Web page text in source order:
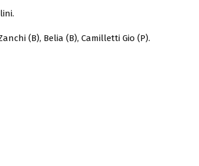
(B), Belia (B), Camilletti Gio (P).